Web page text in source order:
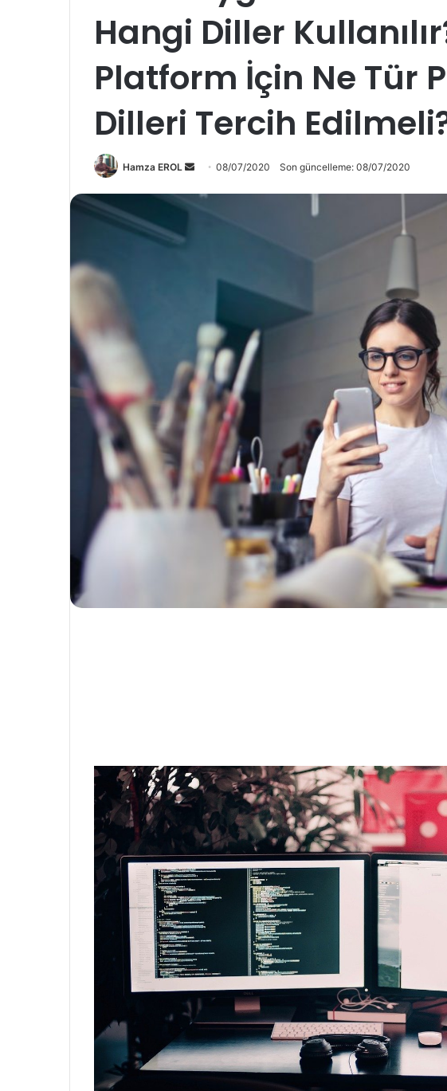
Hangi Diller
Platform İçin Ne Tür
Dilleri Tercih
Hamza EROL
Bir
08/07/2020 Son güncelleme: 08/07/2020